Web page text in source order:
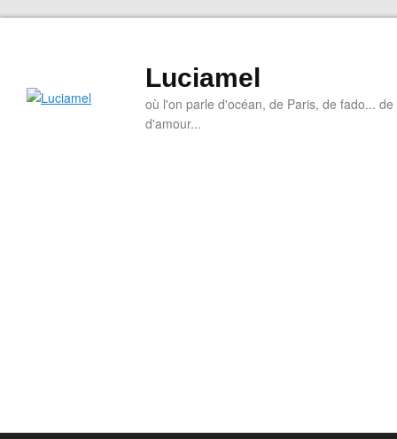
Luciamel
où l'on parle d'océan, de Paris, de fado...
d'amour...